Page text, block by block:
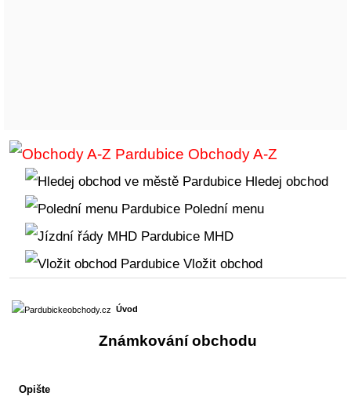
Obchody A-Z
Hledej obchod
Polední menu
MHD
Vložit obchod
Úvod
Známkování obchodu
Opište